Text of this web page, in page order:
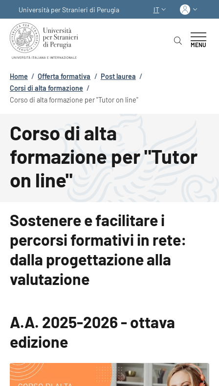
Università per Stranieri di Perugia
SELETTORE LINGUA:
IT
MENU
Briciole di pane
Home / Offerta formativa / Post laurea /
Corsi di alta formazione /
Corso di alta formazione per "Tutor on line"
Corso di alta
formazione per "Tutor
on line"
Sostenere e facilitare i
percorsi formativi in rete:
dalla progettazione alla
valutazione
A.A. 2025-2026 - ottava
edizione